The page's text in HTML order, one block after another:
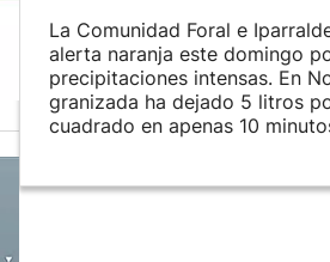
La Comunidad Foral e
alerta naranja este domingo
precipitaciones intensas. En
granizada ha dejado 5 litros
cuadrado en apenas 10